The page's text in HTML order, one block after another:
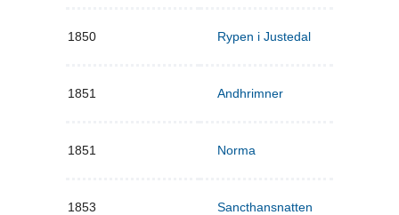
1850 Rypen i Justedal
1851 Andhrimner
1851 Norma
1853 Sancthansnatten